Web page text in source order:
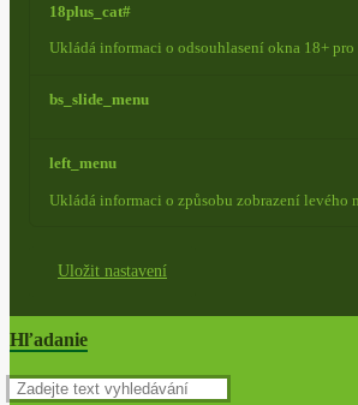
18plus_cat#
Ukládá informaci o odsouhlasení okna 18+
bs_slide_menu
left_menu
Ukládá informaci o způsobu zobrazení levého
Uložit nastavení
Hľadanie